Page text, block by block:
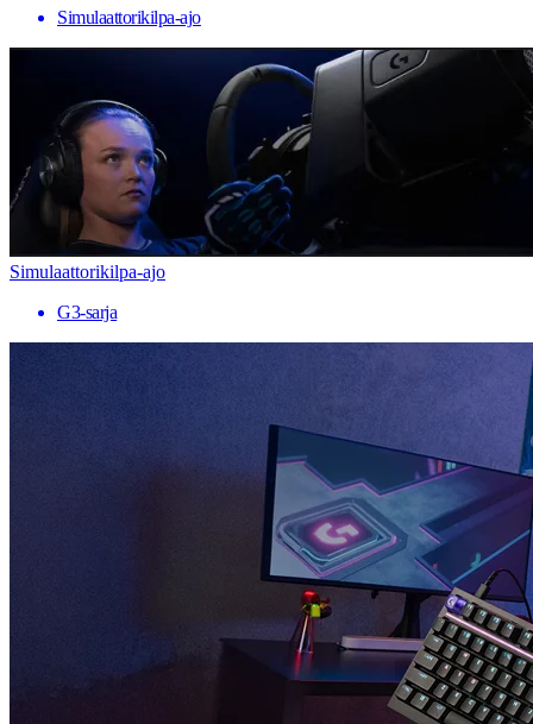
Simulaattorikilpa-ajo
Simulaattorikilpa-ajo
G3-sarja